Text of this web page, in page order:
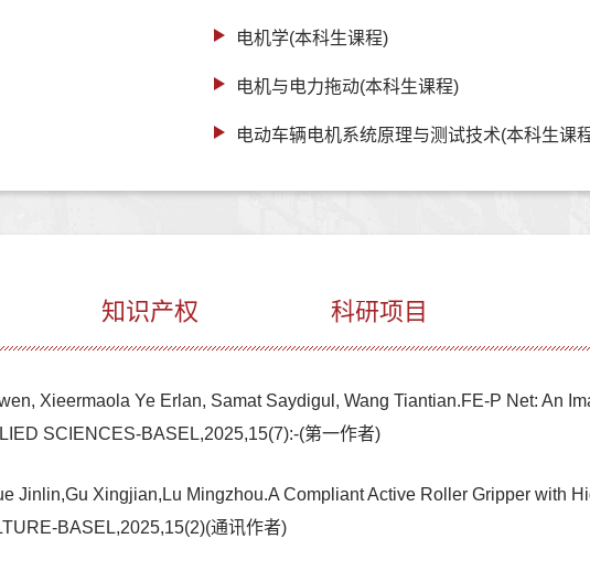
电机学(本科生课程)
电机与电力拖动(本科生课程)
电动车辆电机系统原理与测试技术(本科生课
知识产权 科研项目
Xieermaola Ye Erlan, Samat Saydigul, Wang Tiantian.FE-P Net: An
SCIENCES-BASEL,2025,15(7):-(第一作者)
Jinlin,Gu Xingjian,Lu Mingzhou.A Compliant Active Roller Gripper with
BASEL,2025,15(2)(通讯作者)